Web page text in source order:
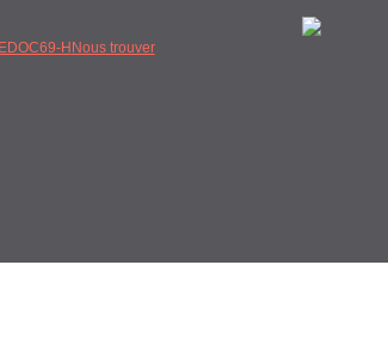
H Nous trouver